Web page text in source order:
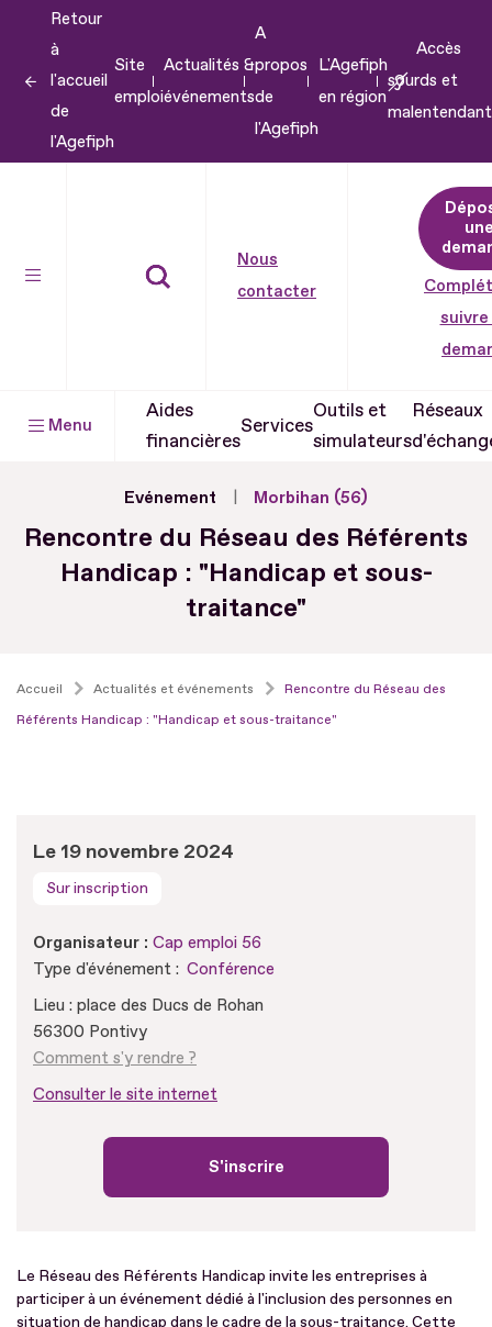
contenu
Retour
à
l'accueil
de
l'Agefiph
Site
emploi
Actualités &
événements
A
propos
de
l'Agefiph
L'Agefiph
en région
Accès
sourds et
Nous
contacter
suivre
Menu
Aides
financières
Services
Outils et
simulateurs
Réseaux
Evénement Morbihan (56)
Rencontre du Réseau des Référents
Handicap : "Handicap et sous-
traitance"
Accueil Actualités et événements
Rencontre du Réseau des
Référents Handicap : "Handicap et sous-traitance"
Le 19 novembre 2024
Sur inscription
Organisateur : Cap emploi 56
Type d'événement : Conférence
Lieu : place des Ducs de Rohan
56300 Pontivy
Comment s'y rendre ?
Consulter le site internet
S'inscrire
Le Réseau des Référents Handicap invite les entreprises à
participer à un événement dédié à l'inclusion des personnes en
situation de handicap dans le cadre de la sous-traitance. Cette